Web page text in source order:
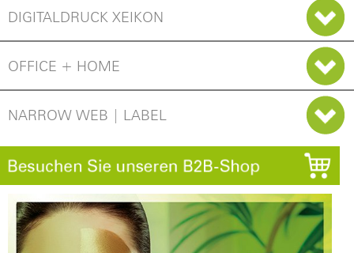
DIGITALDRUCK XEIKON
OFFICE + HOME
NARROW WEB | LABEL